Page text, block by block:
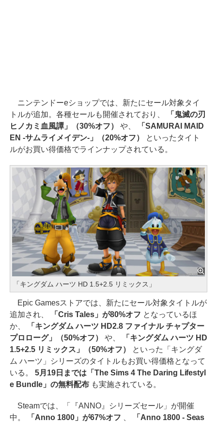
ニンテンドーeショップでは、新たにセール対象タイ
トルが追加。各種セールも開催されており、
「鬼滅の刃
ヒノカミ血風譚」（30%オフ） や、
「SAMURAI MAID
EN -サムライメイデン-」（20%オフ）
といったタイト
ルがお買い得価格でラインナップされている。
「キングダム ハーツ HD 1.5+2.5 リミックス」
Epic Gamesストアでは、新たにセール対象タイトルが
追加され、
「Cris Tales」が80%オフ となっているほ
か、
「キングダム ハーツ HD2.8 ファイナル チャプター
プロローグ」（50%オフ） や、
「キングダム ハーツ HD
1.5+2.5 リミックス」（50%オフ）
といった「キングダ
ム ハーツ」シリーズのタイトルもお買い得価格となって
いる。 5月19日までは「The Sims 4 The Daring Lifestyl
e Bundle」の無料配布 も実施されている。
Steamでは、「『ANNO』シリーズセール」が開催
中。
「Anno 1800」が67%オフ
「Anno 1800 - Seas